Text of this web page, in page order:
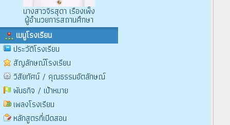
นางสาวจิรสุดา เรืองเพ็ง
ผู้อำนวยการสถานศึกษา
เมนูโรงเรียน
ประวัติโรงเรียน
สัญลักษณ์โรงเรียน
วิสัยทัศน์ / คุณธรรมอัตลักษณ์
พันธกิจ / เป้าหมาย
เพลงโรงเรียน
หลักสูตรที่เปิดสอน